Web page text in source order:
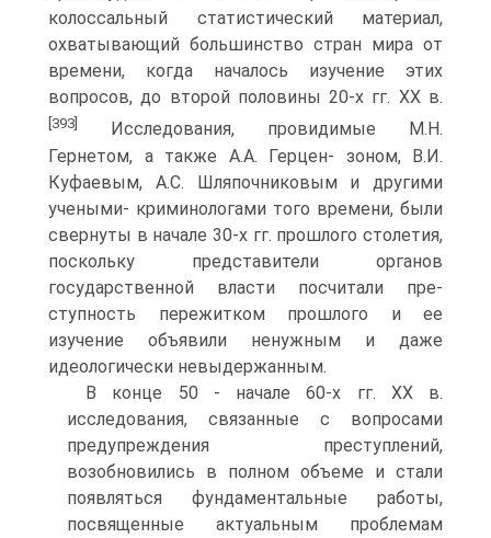
колоссальный статистический материал,
охватывающий большинство стран мира от
времени, когда началось изучение этих
вопросов, до второй половины 20-х гг. XX в.
[393]
Исследования, провидимые М.Н.
Гернетом, а также А.А. Герцен- зоном, В.И.
Куфаевым, А.С. Шляпочниковым и другими
учеными- криминологами того времени, были
свернуты в начале 30-х гг. прошлого столетия,
поскольку представители органов
государственной власти посчитали пре-
ступность пережитком прошлого и ее
изучение объявили ненужным и даже
идеологически невыдержанным.
В конце 50 - начале 60-х гг. XX в.
исследования, связанные с вопросами
предупреждения преступлений,
возобновились в полном объеме и стали
появляться фундаментальные работы,
посвященные актуальным проблемам